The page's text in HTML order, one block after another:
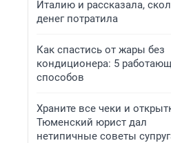
Италию и рассказала,
денег потратила
Как спастись от жары без
кондиционера: 5
способов
Храните все чеки и
Тюменский юрист дал
нетипичные советы